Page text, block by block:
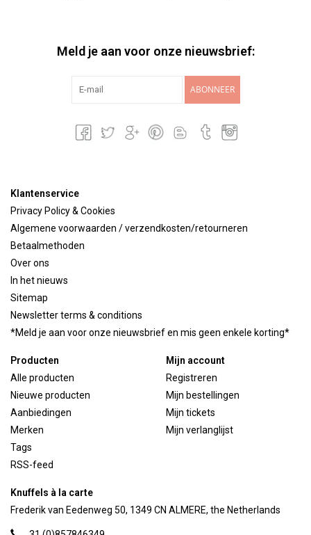
Meld je aan voor onze nieuwsbrief:
ABONNEER
Klantenservice
Privacy Policy & Cookies
Algemene voorwaarden / verzendkosten/retourneren
Betaalmethoden
Over ons
In het nieuws
Sitemap
Newsletter terms & conditions
*Meld je aan voor onze nieuwsbrief en mis geen enkele korting*
Producten
Alle producten
Nieuwe producten
Aanbiedingen
Merken
Tags
RSS-feed
Mijn account
Registreren
Mijn bestellingen
Mijn tickets
Mijn verlanglijst
Knuffels à la carte
Frederik van Eedenweg 50, 1349 CN ALMERE, the Netherlands